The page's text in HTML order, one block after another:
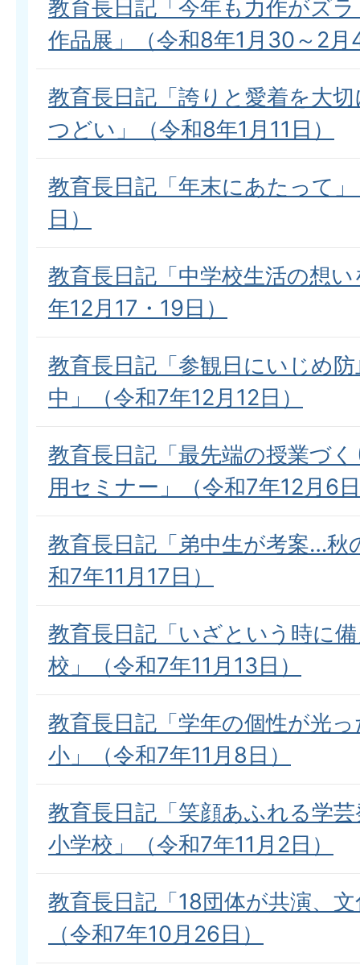
教育長日記「今年も力作がズ
作品展」（令和8年1月30～2月
教育長日記「誇りと愛着を大
つどい」（令和8年1月11日）
教育長日記「年末にあたって
日）
教育長日記「中学校生活の想
年12月17・19日）
教育長日記「参観日にいじめ
中」（令和7年12月12日）
教育長日記「最先端の授業づ
用セミナー」（令和7年12月6
教育長日記「弟中生が考案…秋
和7年11月17日）
教育長日記「いざという時に
校」（令和7年11月13日）
教育長日記「学年の個性が光
小」（令和7年11月8日）
教育長日記「笑顔あふれる学
小学校」（令和7年11月2日）
教育長日記「18団体が共演、
（令和7年10月26日）